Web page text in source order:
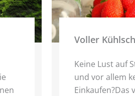
Voller
Keine Lust auf
und vor allem
Einkaufen?Das